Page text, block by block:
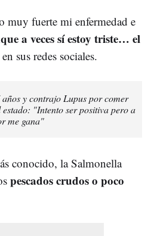
muy fuerte mi enfermedad e
a veces sí estoy triste… el
sus redes sociales.
años y contrajo Lupus por comer
estado: "Intento ser positiva pero a
me gana"
conocido, la Salmonella
pescados crudos o poco